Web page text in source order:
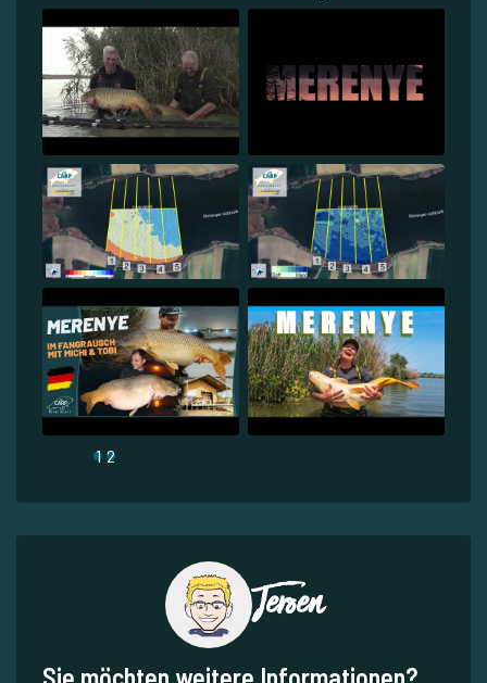
1 2
Jeroen
Sie möchten weitere Informationen?